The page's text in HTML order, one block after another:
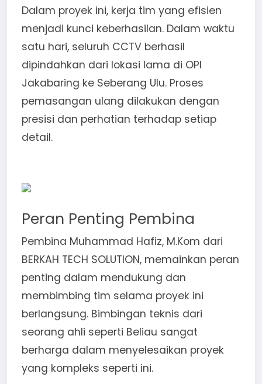
Dalam proyek ini, kerja tim yang efisien
menjadi kunci keberhasilan. Dalam waktu
satu hari, seluruh CCTV berhasil
dipindahkan dari lokasi lama di OPI
Jakabaring ke Seberang Ulu. Proses
pemasangan ulang dilakukan dengan
presisi dan perhatian terhadap setiap
detail.
Peran Penting Pembina
Pembina Muhammad Hafiz, M.Kom dari
BERKAH TECH SOLUTION, memainkan peran
penting dalam mendukung dan
membimbing tim selama proyek ini
berlangsung. Bimbingan teknis dari
seorang ahli seperti Beliau sangat
berharga dalam menyelesaikan proyek
yang kompleks seperti ini.